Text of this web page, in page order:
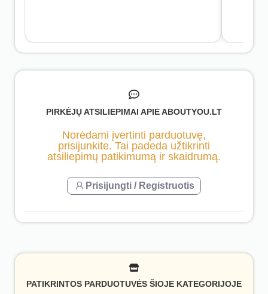
PIRKĖJŲ ATSILIEPIMAI APIE ABOUTYOU.LT
Norėdami įvertinti parduotuvę,
prisijunkite. Tai padeda užtikrinti
atsiliepimų patikimumą ir skaidrumą.
Prisijungti / Registruotis
PATIKRINTOS PARDUOTUVĖS ŠIOJE KATEGORIJOJE